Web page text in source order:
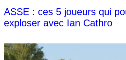
ASSE : ces 5 joueurs qui
exploser avec Ian Cathro